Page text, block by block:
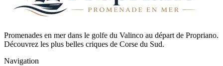
Promenades en mer dans le golfe du Valinco au départ de Propriano.
Découvrez les plus belles criques de Corse du Sud.
Navigation